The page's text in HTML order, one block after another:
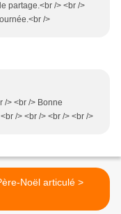
partage.<br /> <br />
/>
/> <br /> Bonne
/> <br /> <br /> <br />
Père-Noël articulé >